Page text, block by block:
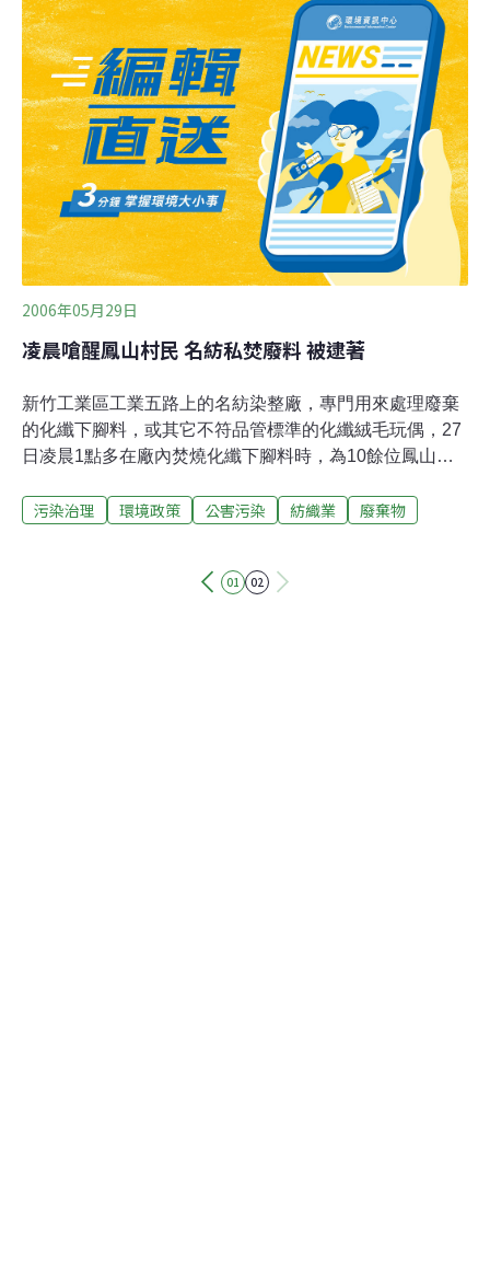
視。市委書記劉志庚批示：要嚴肅依法處理，以此爲教
訓，加大環保執法檢查和處理力度，使類似的違法行爲在
東莞得到有效遏制。目前，福安公司已截斷了偷排暗管，
對地下給水、排水管網進行全面排查堵漏，杜絕生産廢水
通過雨水渠外排。同時，染布、染紗車間實行限産，生産
能力減少約50﹪；把廢水排放量控制在2萬噸／天的正常
處理能力以內，確保達標排放。
2006年05月29日
凌晨嗆醒鳳山村民 名紡私焚廢料 被逮著
新竹工業區工業五路上的名紡染整廠，專門用來處理廢棄
的化纖下腳料，或其它不符品管標準的化纖絨毛玩偶，27
日凌晨1點多在廠內焚燒化纖下腳料時，為10餘位鳳山村
主總是在半夜，大家都入睡的時候作業。而化纖廢料燒出
的壓力下，緊急熄火停爐，並保證不會再做這種汙染空氣
污染治理 環境政策 公害污染 紡織業 廢棄物
01 02